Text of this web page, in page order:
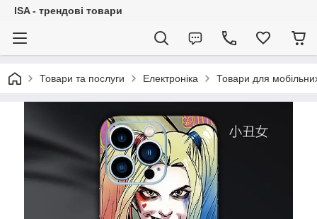
ISA - трендові товари
Товари та послуги Електроніка Товари для